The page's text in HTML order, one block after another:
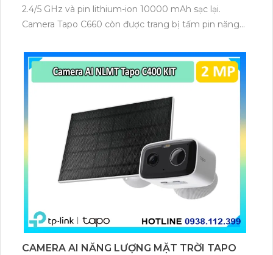
2.4/5 GHz và pin lithium-ion 10000 mAh sạc lại.
Camera Tapo C660 còn được trang bị tấm pin năng
thú cưng, phương tiện, lưu trữ thẻ microSD tối đa 512
GB.
CAMERA AI NĂNG LƯỢNG MẶT TRỜI TAPO